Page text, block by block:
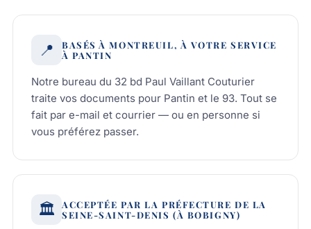
📍
BASÉS À MONTREUIL, À VOTRE SERVICE
À PANTIN
Notre bureau du 32 bd Paul Vaillant Couturier
traite vos documents pour Pantin et le 93. Tout se
fait par e-mail et courrier — ou en personne si
vous préférez passer.
🏛️
ACCEPTÉE PAR LA PRÉFECTURE DE LA
SEINE-SAINT-DENIS (À BOBIGNY)